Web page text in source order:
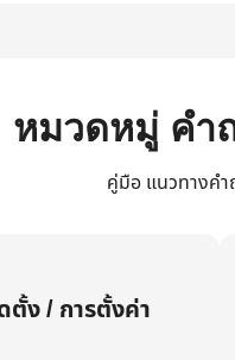
หมวดหมู่ คำ
คู่มือ แนวทางค
ตั้ง / การตั้งค่า